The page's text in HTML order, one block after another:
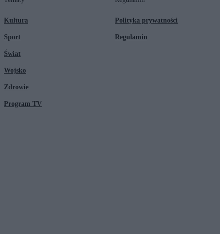
Kultura
Sport
Świat
Wojsko
Zdrowie
Program TV
Polityka prywatności
Regulamin